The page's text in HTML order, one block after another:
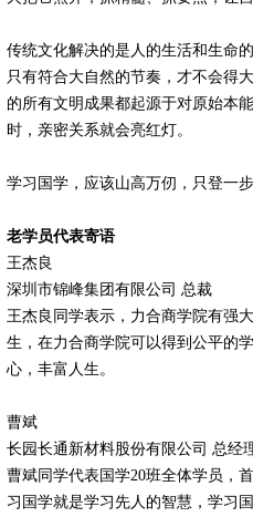
传统文化解决的是人的生活和生命
只有符合大自然的节奏，才不会得
的所有文明成果都起源于对原始本
时，亲密关系就会亮红灯。
学习国学，应该山高万仞，只登一
老学员代表寄语
王杰良
深圳市锦峰集团有限公司 总裁
王杰良同学表示，力合商学院有强
生，在力合商学院可以得到公平的
心，丰富人生。
曹斌
长园长通新材料股份有限公司 总经
曹斌同学代表国学20班全体学员，
习国学就是学习先人的智慧，学习